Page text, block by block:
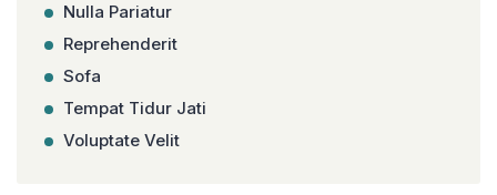
Nulla Pariatur
Reprehenderit
Sofa
Tempat Tidur Jati
Voluptate Velit